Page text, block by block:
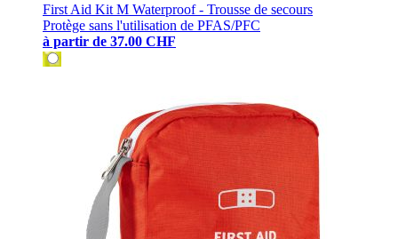
First Aid Kit M Waterproof - Trousse de secours
Protège sans l'utilisation de PFAS/PFC
à partir de 37.00 CHF